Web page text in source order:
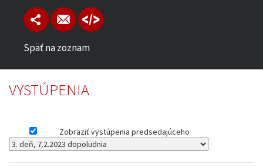
Späť na zoznam
VYSTÚPENIA
Zobraziť vystúpenia predsedajúceho